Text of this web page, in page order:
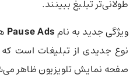
طولانی‌تر تبلیغ ببینند.
ویژگی جدید به نامPause Ads
نوع جدیدی از تبلیغات است
صفحه نمایش تلویزیون ظاهر